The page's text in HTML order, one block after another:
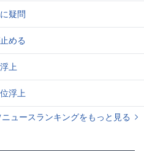
疑問
める
上
浮上
ュースランキングをもっと見る